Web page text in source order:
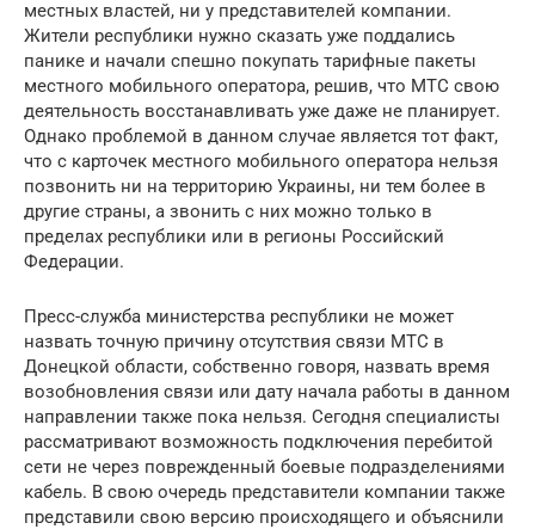
местных властей, ни у представителей компании.
Жители республики нужно сказать уже поддались
панике и начали спешно покупать тарифные пакеты
местного мобильного оператора, решив, что МТС свою
деятельность восстанавливать уже даже не планирует.
Однако проблемой в данном случае является тот факт,
что с карточек местного мобильного оператора нельзя
позвонить ни на территорию Украины, ни тем более в
другие страны, а звонить с них можно только в
пределах республики или в регионы Российский
Федерации.
Пресс-служба министерства республики не может
назвать точную причину отсутствия связи МТС в
Донецкой области, собственно говоря, назвать время
возобновления связи или дату начала работы в данном
направлении также пока нельзя. Сегодня специалисты
рассматривают возможность подключения перебитой
сети не через поврежденный боевые подразделениями
кабель. В свою очередь представители компании также
представили свою версию происходящего и объяснили